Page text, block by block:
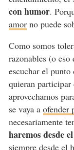
con humor.
amorno puede
Como somos
razonables (o eso
escuchar el punto
quieran participar
aprovechamos
se vaya a ofender
necesariamente
haremos desde
siempre desde el